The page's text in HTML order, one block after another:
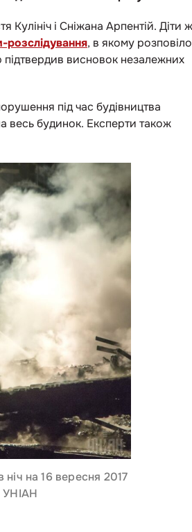
Кулініч і Сніжана Арпентій. Діти
розслідування, в якому
підтвердив висновок незалежних
під час будівництва
весь будинок. Експерти також
ніч на 16 вересня 2017
УНІАН